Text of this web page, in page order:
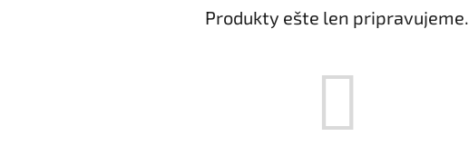
Produkty ešte len pripravujeme.